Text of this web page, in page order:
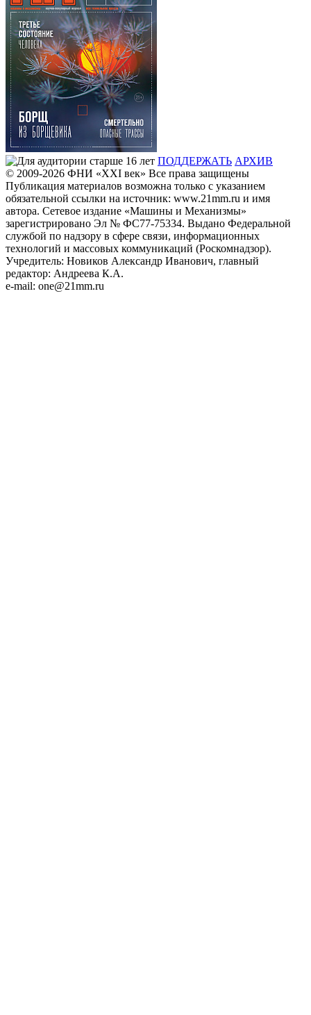
ПОДДЕРЖАТЬ АРХИВ
© 2009-2026 ФHИ «XXI век» Все права защищены
Публикация материалов возможна только с указанием
обязательной ссылки на источник: www.21mm.ru и имя
автора. Сетевое издание «Машины и Механизмы»
зарегистрировано Эл № ФС77-75334. Выдано Федеральной
службой по надзору в сфере связи, информационных
технологий и массовых коммуникаций (Роскомнадзор).
Учредитель: Новиков Александр Иванович, главный
редактор: Андреева К.А.
e-mail: one@21mm.ru